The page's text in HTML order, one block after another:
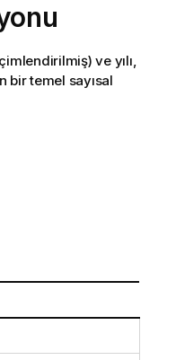
ve yılı,
bir temel sayısal